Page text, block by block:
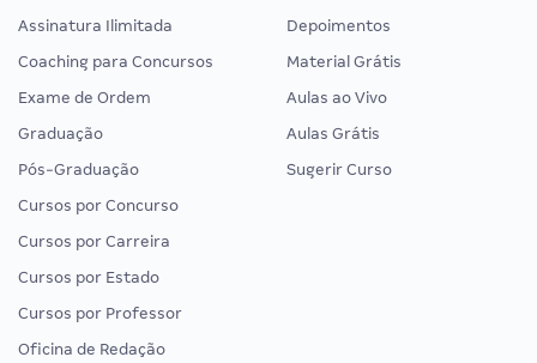
Assinatura Ilimitada
Coaching para Concursos
Exame de Ordem
Graduação
Pós-Graduação
Cursos por Concurso
Cursos por Carreira
Cursos por Estado
Cursos por Professor
Oficina de Redação
Depoimentos
Material Grátis
Aulas ao Vivo
Aulas Grátis
Sugerir Curso